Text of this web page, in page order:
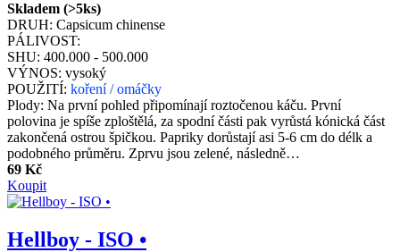
Skladem (>5ks)
DRUH: Capsicum chinense
PÁLIVOST:
SHU: 400.000 - 500.000
VÝNOS: vysoký
POUŽITÍ: koření / omáčky
Plody: Na první pohled připomínají roztočenou káču. První
polovina je spíše zploštělá, za spodní části pak vyrůstá kónická část
zakončená ostrou špičkou. Papriky dorůstají asi 5-6 cm do délk a
podobného průměru. Zprvu jsou zelené, následně…
69 Kč
Koupit
Hellboy - ISO •